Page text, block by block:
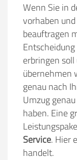
Wenn Sie in
vorhaben
beauftragen
erbringen
übernehmen
genau nach
Umzug
haben. Eine
Service. Hier
handelt.